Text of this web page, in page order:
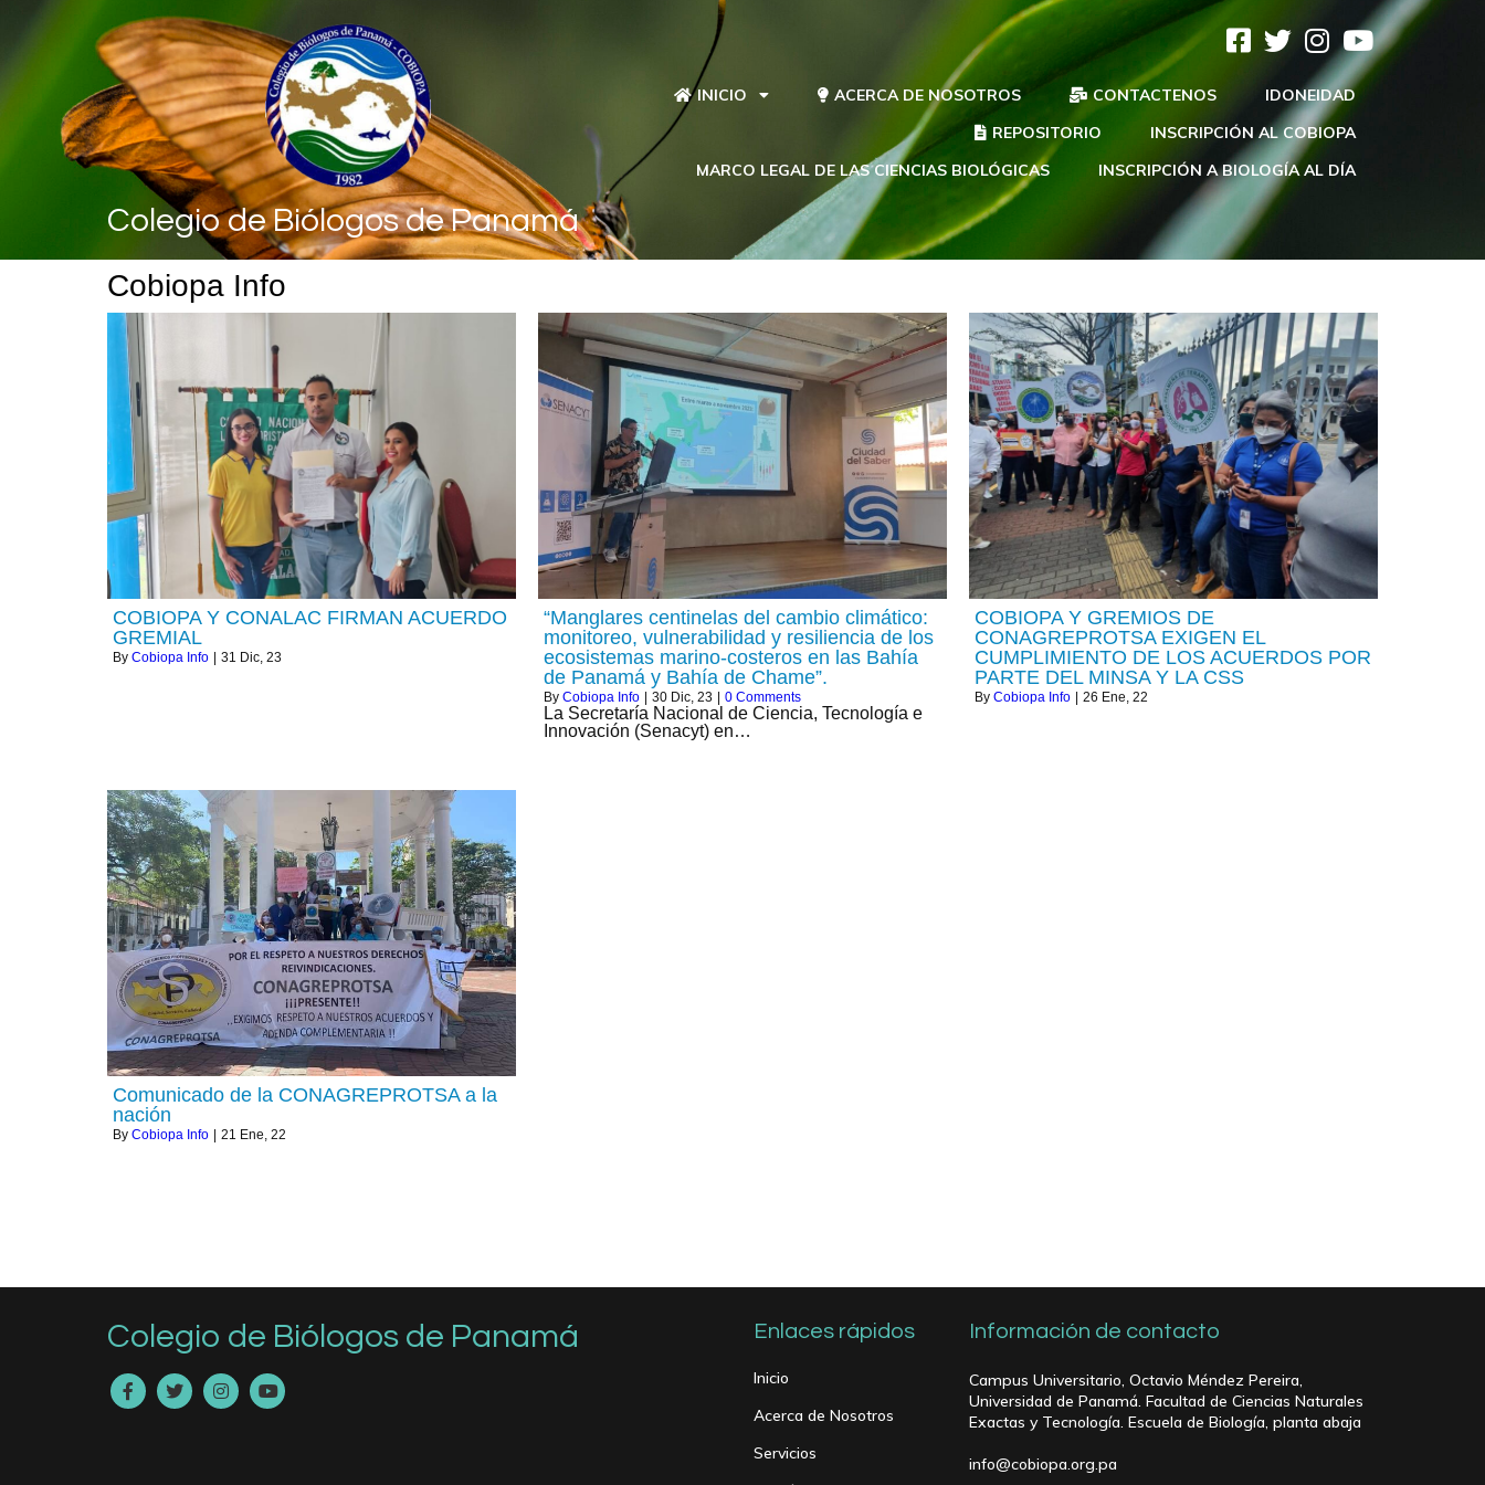
Colegio de Biólogos de Panamá
INICIO ACERCA DE NOSOTROS CONTACTENOS
IDONEIDAD
REPOSITORIO
INSCRIPCIÓN AL COBIOPA
MARCO LEGAL DE LAS CIENCIAS BIOLÓGICAS
INSCRIPCIÓN A BIOLOGÍA AL DÍA
Cobiopa Info
COBIOPA Y CONALAC FIRMAN ACUERDO
GREMIAL
By Cobiopa Info 31 Dic, 23
“Manglares centinelas del cambio climático:
monitoreo, vulnerabilidad y resiliencia de los
ecosistemas marino-costeros en las Bahía
de Panamá y Bahía de Chame”.
By Cobiopa Info 30 Dic, 23 0 Comments
La Secretaría Nacional de Ciencia, Tecnología e
Innovación (Senacyt) en…
COBIOPA Y GREMIOS DE
CONAGREPROTSA EXIGEN EL
CUMPLIMIENTO DE LOS ACUERDOS POR
PARTE DEL MINSA Y LA CSS
By Cobiopa Info 26 Ene, 22
Comunicado de la CONAGREPROTSA a la
nación
By Cobiopa Info 21 Ene, 22
Colegio de Biólogos de Panamá Enlaces rápidos
Inicio
Acerca de Nosotros
Servicios
Información de contacto
Campus Universitario, Octavio Méndez Pereira,
Universidad de Panamá. Facultad de Ciencias Naturales
Exactas y Tecnología. Escuela de Biología, planta abaja
info@cobiopa.org.pa